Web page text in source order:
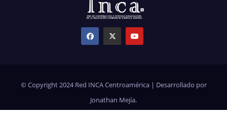
© Copyright 2024 Red INCA Centroamérica | Desarrollado por
Jonathan Mejía.